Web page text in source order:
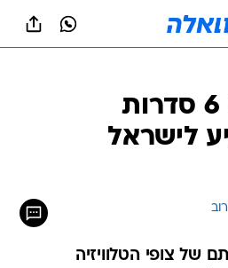
קיבוץ גלויות: 6 סדרות
לישראל
של צופי הטלוויזיה